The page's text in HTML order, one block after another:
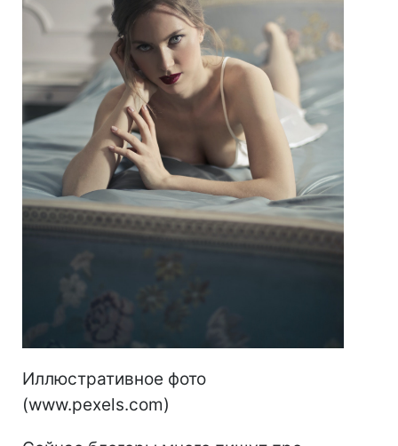
Иллюстративное фото
(www.pexels.com)